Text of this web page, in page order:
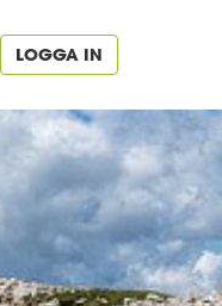
LOGGA IN